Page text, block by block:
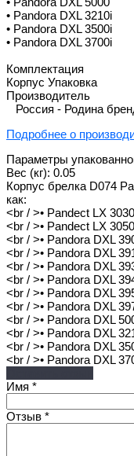
• Pandora DXL 3210i
• Pandora DXL 3500i
• Pandora DXL 3700i
Комплектация
Корпус Упаковка
Производитель
Россия - Родина
Подробнее о
Параметры
Вес (кг): 0.05
Корпус брелка D074
как:
<br / >• Pandect LX 3030
<br / >• Pandect LX 3050
<br / >• Pandora DXL
<br / >• Pandora DXL
<br / >• Pandora DXL
<br / >• Pandora DXL
<br / >• Pandora DXL
<br / >• Pandora DXL
<br / >• Pandora DXL
<br / >• Pandora DXL
<br / >• Pandora DXL
<br / >• Pandora DXL
Имя *
Отзыв *